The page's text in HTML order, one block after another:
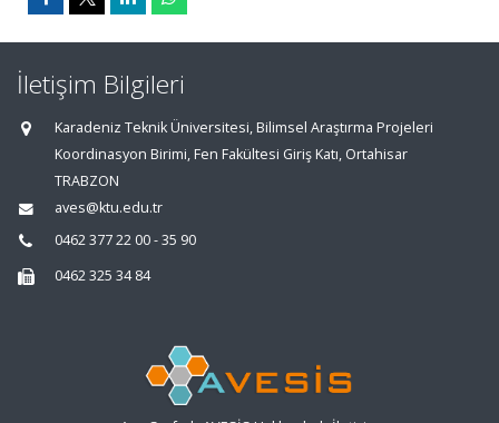
İletişim Bilgileri
Karadeniz Teknik Üniversitesi, Bilimsel Araştırma Projeleri
Koordinasyon Birimi, Fen Fakültesi Giriş Katı, Ortahisar
TRABZON
aves@ktu.edu.tr
0462 377 22 00 - 35 90
0462 325 34 84